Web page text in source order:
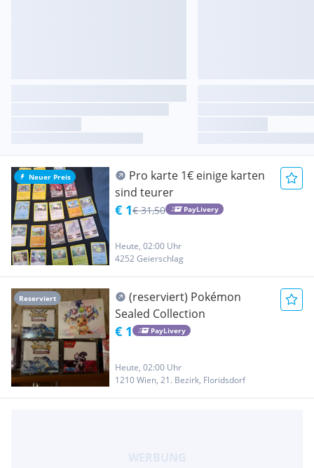
Neuer Preis
Pro karte 1€ einige karten
sind teurer
€ 1€ 31,50 PayLivery
Heute, 02:00 Uhr
4252 Geierschlag
Reserviert
(reserviert) Pokémon
Sealed Collection
€ 1 PayLivery
Heute, 02:00 Uhr
1210 Wien, 21. Bezirk, Floridsdorf